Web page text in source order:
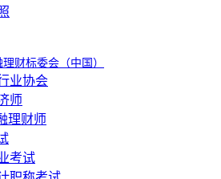
理财标委会（中国）
业协会
师
理财师
考试